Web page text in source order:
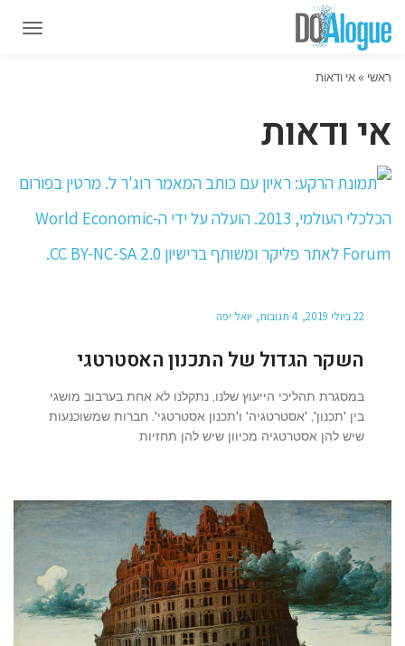
ראשי »אי ודאות
אי ודאות
22 ביולי 2019 4 תגובות יואל יפה
השקר הגדול של התכנון האסטרטגי
במסגרת תהליכי הייעוץ שלנו, נתקלנו לא אחת בערבוב מושגי
בין 'תכנון', 'אסטרטגיה' ו'תכנון אסטרטגי'. חברות שמשוכנעות
שיש להן אסטרטגיה מכיוון שיש להן תחזיות